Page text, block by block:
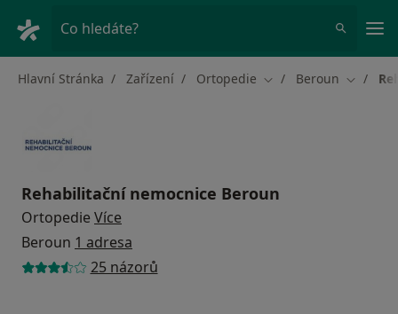
Co hledáte?
Hlavní Stránka Zařízení Ortopedie Změna města
Beroun Změna
Rehabilitační nemocnice Beroun
Ortopedie Více
Beroun 1 adresa
25 názorů